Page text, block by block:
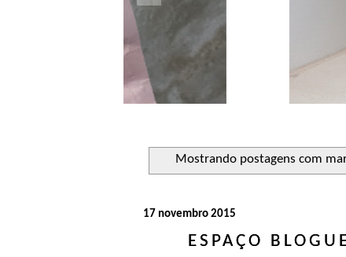
Mostrando postagens com
17 novembro 2015
ESPAÇO